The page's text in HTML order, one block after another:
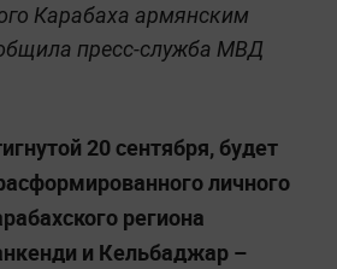
Карабаха армянским
пресс-служба МВД
20 сентября, будет
личного
региона
и Кельбаджар –